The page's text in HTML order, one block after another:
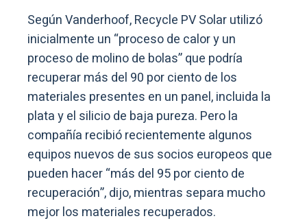
Según Vanderhoof, Recycle PV Solar utilizó
inicialmente un “proceso de calor y un
proceso de molino de bolas” que podría
recuperar más del 90 por ciento de los
materiales presentes en un panel, incluida la
plata y el silicio de baja pureza. Pero la
compañía recibió recientemente algunos
equipos nuevos de sus socios europeos que
pueden hacer “más del 95 por ciento de
recuperación”, dijo, mientras separa mucho
mejor los materiales recuperados.